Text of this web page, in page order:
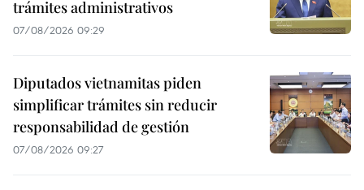
trámites administrativos
07/08/2026 09:29
Diputados vietnamitas piden
simplificar trámites sin reducir
responsabilidad de gestión
07/08/2026 09:27